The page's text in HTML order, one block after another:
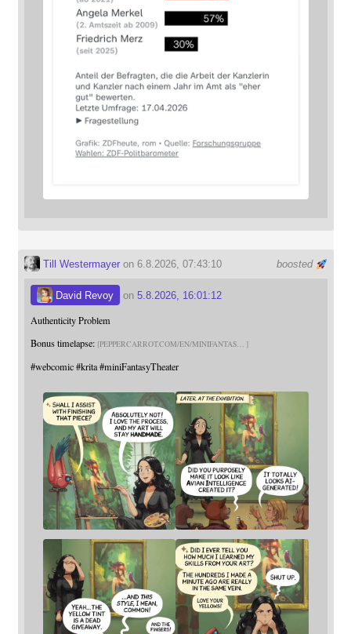
boosted
Till Westermayeron 6.8.2026, 07:43:10
David Revoy on 5.8.2026, 16:01:12
Authenticity Problem
Bonus timelapse: PEPPERCARROT.COM/EN/MINIFANTAS
#webcomic #krita #miniFantasyTheater